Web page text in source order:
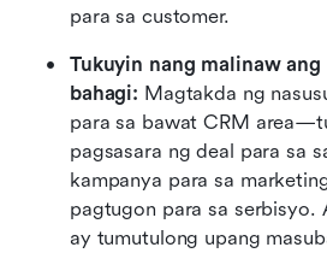
para sa customer.
Tukuyin nang malinaw ang
bahagi: Magtakda ng
para sa bawat CRM
pagsasara ng deal para sa
kampanya para sa
pagtugon para sa serbisyo.
ay tumutulong upang